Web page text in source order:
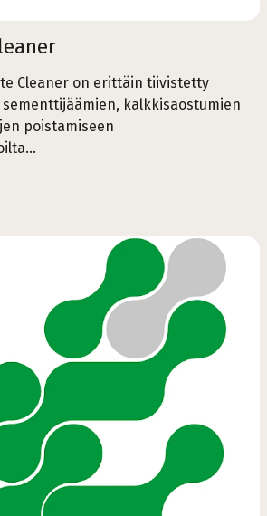
Cleaner on erittäin tiivistetty
kalkkisaostumien
poistamiseen